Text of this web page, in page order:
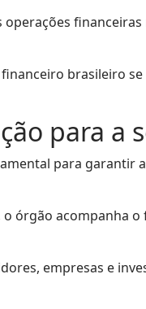
brasileiro
para a
para garantir
órgão acompanha
empresas e